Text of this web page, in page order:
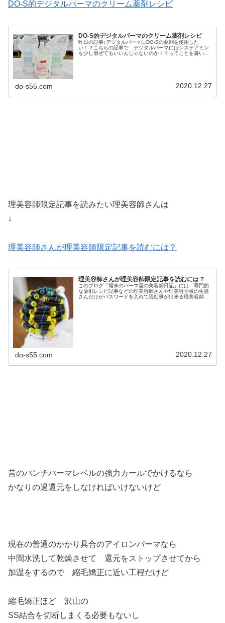
DO-S的デジタルパーマのクリーム薬剤レシピ
DO-S的デジタルパーマのクリーム薬剤レシピ
昨日の記事↓デジタルパーマにDO-Sの薬剤を使用した
い！？こちらの記事で デジタルパーマにはシステアミン
を少し混ぜてもいいんじゃないのか！？ってことを書いた
do-s55.com 2020.12.27
理美容師限定記事を読みたい理美容師さんは
↓
理美容師さんが理美容師限定記事を読むには？
理美容師さんが理美容師限定記事を読むには？
このブログ「場末のパーマ屋の美容師日記」には 専門的
な薬剤レシピ記事などの理美容師さんや理美容学校の生徒
さんだけがパスワードを入れて読む事が出来る理美容師限
do-s55.com 2020.12.27
昔のパンチパーマレベルの強力カールでかけるなら
かなりの過還元をしなければいけないけど
現在の普通のかかり具合のアイロンパーマなら
中間水洗して乾燥させて 還元をストップさせてから
加温をするので 縮毛矯正に近い工程だけど
縮毛矯正ほど 沢山の
SS結合を切断しまくる必要もないし